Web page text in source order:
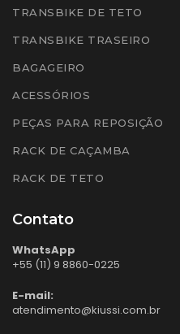
TRANSBIKE DE TETO
TRANSBIKE TRASEIRO
BAGAGEIRO
ACESSÓRIOS
PEÇAS PARA REPOSIÇÃO
RACK DE CAÇAMBA
RACK DE TETO
Contato
WhatsApp
+55 (11) 9 8860-0225
E-mail:
atendimento@kiussi.com.br